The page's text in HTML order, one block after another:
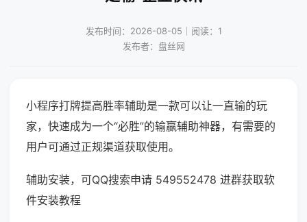
发布时间：2026-08-05｜阅读：1
发布者：盘丝网
小程序打牌提高胜率辅助是一款可以让一直输的玩
家，快速成为一个“必胜”的输赢辅助神器，有需要的
用户可通过正规渠道获取使用。
辅助安装，可QQ搜索申请 549552478 进群获取软
件安装教程